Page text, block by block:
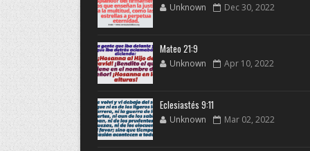
Unknown Dec 30, 2022
Mateo 21:9
Unknown Apr 10, 2022
Eclesiastés 9:11
Unknown Mar 02, 2022